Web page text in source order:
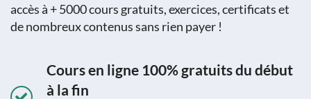
accès à + 5000 cours gratuits, exercices, certificats et
de nombreux contenus sans rien payer !
Cours en ligne 100% gratuits du début
à la fin